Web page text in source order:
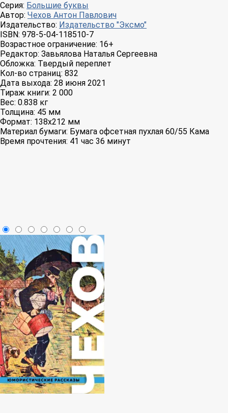
Серия: Большие буквы
Автор: Чехов Антон Павлович
Издательство: Издательство "Эксмо"
ISBN: 978-5-04-118510-7
Возрастное ограничение: 16+
Редактор: Завьялова Наталья Сергеевна
Обложка: Твердый переплет
Кол-во страниц: 832
Дата выхода: 28 июня 2021
Тираж книги: 2 000
Вес: 0.838 кг
Толщина: 45 мм
Формат: 138x212 мм
Материал бумаги: Бумага офсетная пухлая 60/55 Кама
Время прочтения: 41 час 36 минут